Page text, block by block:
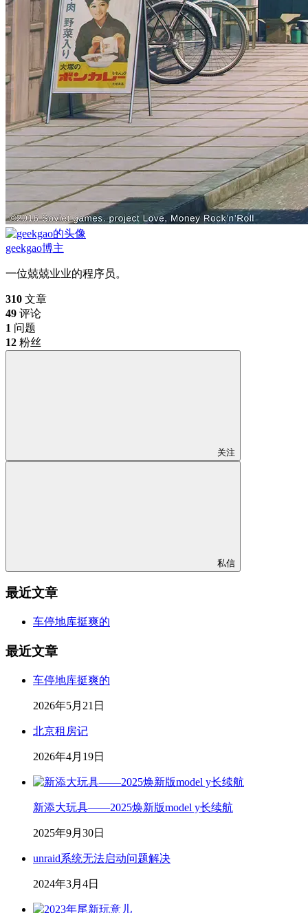
geekgao博主
一位兢兢业业的程序员。
310 文章
49 评论
1 问题
12 粉丝
关注
私信
最近文章
车停地库挺爽的
最近文章
车停地库挺爽的
2026年5月21日
北京租房记
2026年4月19日
新添大玩具——2025焕新版model y长续航
2025年9月30日
unraid系统无法启动问题解决
2024年3月4日